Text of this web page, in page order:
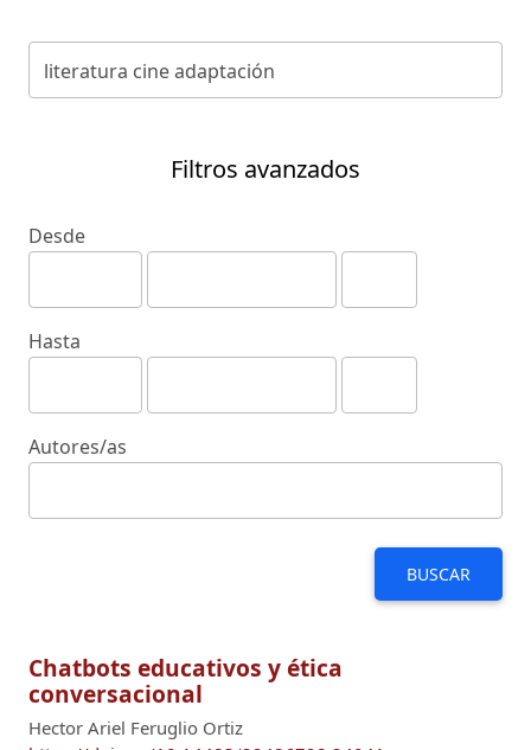
Filtros avanzados
Desde
Hasta
Autores/as
BUSCAR
Chatbots educativos y ética
conversacional
Hector Ariel Feruglio Ortiz